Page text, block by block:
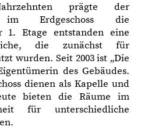
prägte der
im Erdgeschoss die
1. Etage entstanden eine
die zunächst für
wurden. Seit 2003 ist „Die
des Gebäudes.
dienen als Kapelle und
bieten die Räume im
für unterschiedliche